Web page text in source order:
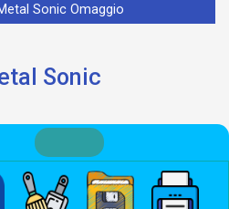
Sonic Omaggio
Sonic